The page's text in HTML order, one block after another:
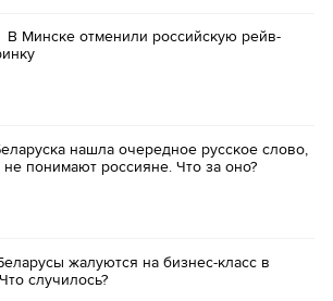
В Минске отменили российскую рейв-
нашла очередное русское слово,
не понимают россияне. Что за оно?
жалуются на бизнес-класс в
случилось?